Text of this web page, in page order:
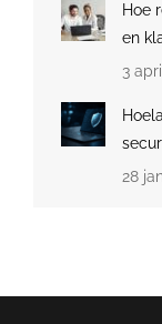
Hoe
en
3
28